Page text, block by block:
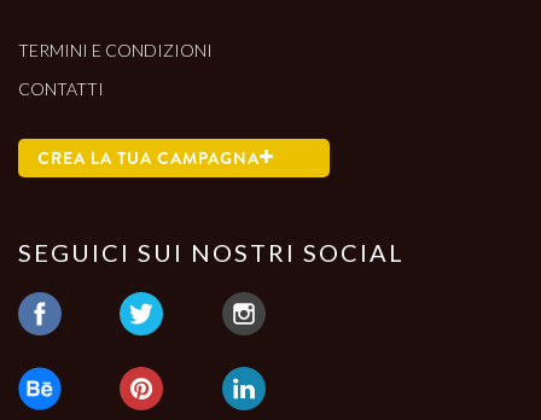
TERMINI E CONDIZIONI
CONTATTI
CREA LA TUA CAMPAGNA
SEGUICI SUI NOSTRI SOCIAL